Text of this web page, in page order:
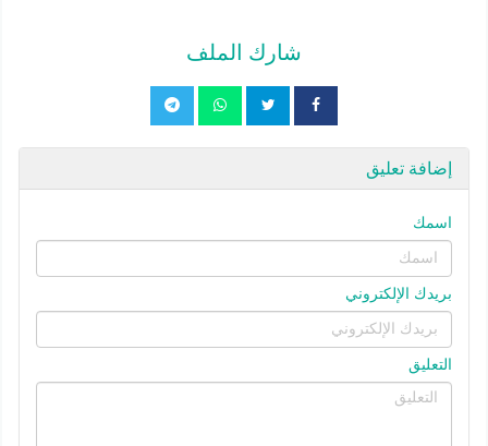
شارك الملف
إضافة تعليق
اسمك
بريدك الإلكتروني
التعليق